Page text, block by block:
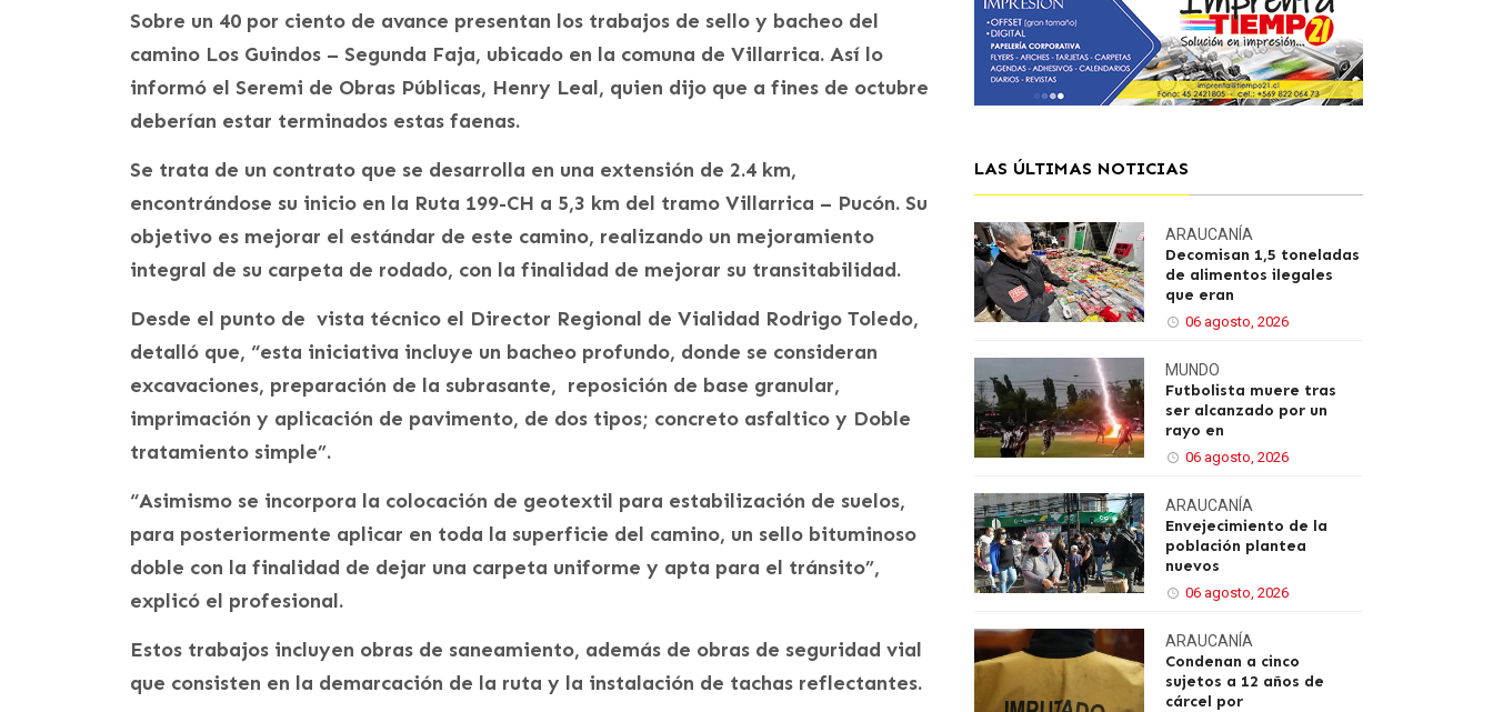
Sobre un 40 por ciento de avance presentan los trabajos de sello y bacheo del
camino Los Guindos – Segunda Faja, ubicado en la comuna de Villarrica. Así lo
informó el Seremi de Obras Públicas, Henry Leal, quien dijo que a fines de octubre
deberían estar terminados estas faenas.
Se trata de un contrato que se desarrolla en una extensión de 2.4 km,
encontrándose su inicio en la Ruta 199-CH a 5,3 km del tramo Villarrica – Pucón. Su
objetivo es mejorar el estándar de este camino, realizando un mejoramiento
integral de su carpeta de rodado, con la finalidad de mejorar su transitabilidad.
Desde el punto de vista técnico el Director Regional de Vialidad Rodrigo Toledo,
detalló que, “esta iniciativa incluye un bacheo profundo, donde se consideran
excavaciones, preparación de la subrasante, reposición de base granular,
imprimación y aplicación de pavimento, de dos tipos; concreto asfaltico y Doble
tratamiento simple”.
“Asimismo se incorpora la colocación de geotextil para estabilización de suelos,
para posteriormente aplicar en toda la superficie del camino, un sello bituminoso
doble con la finalidad de dejar una carpeta uniforme y apta para el tránsito”,
explicó el profesional.
Estos trabajos incluyen obras de saneamiento, además de obras de seguridad vial
que consisten en la demarcación de la ruta y la instalación de tachas reflectantes.
LAS ÚLTIMAS NOTICIAS
ARAUCANÍA
Decomisan 1,5 toneladas
de alimentos ilegales
que eran
06 agosto, 2026
MUNDO
Futbolista muere tras
ser alcanzado por un
rayo en
06 agosto, 2026
ARAUCANÍA
Envejecimiento de la
población plantea
nuevos
06 agosto, 2026
ARAUCANÍA
Condenan a cinco
sujetos a 12 años de
cárcel por